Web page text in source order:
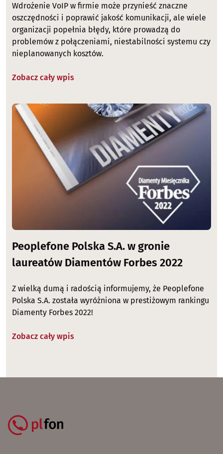
Wdrożenie VoIP w firmie może przynieść znaczne
oszczędności i poprawić jakość komunikacji, ale wiele
organizacji popełnia błędy, które prowadzą do
problemów z połączeniami, niestabilności systemu czy
nieplanowanych kosztów.
Zobacz cały wpis
Image
Peoplefone Polska S.A. w gronie
laureatów Diamentów Forbes 2022
Z wielką dumą i radością informujemy, że Peoplefone
Polska S.A. została wyróżniona w prestiżowym rankingu
Diamenty Forbes 2022!
Zobacz cały wpis